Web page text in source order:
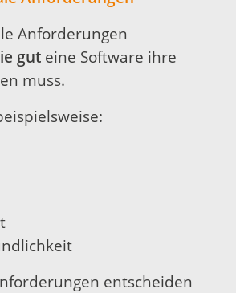
Anforderungen
gut eine Software ihre
muss.
entscheiden